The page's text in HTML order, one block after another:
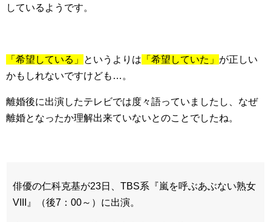
しているようです。
「希望している」 というよりは 「希望していた」 が正しい
かもしれないですけども…。
離婚後に出演したテレビでは度々語っていましたし、なぜ
離婚となったか理解出来ていないとのことでしたね。
俳優の仁科克基が23日、TBS系『嵐を呼ぶあぶない熟女
VIII』（後7：00～）に出演。